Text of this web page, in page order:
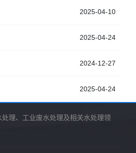
2025-04-10
2025-04-24
2024-12-27
2025-04-24
理、工业废水处理及相关水处理领